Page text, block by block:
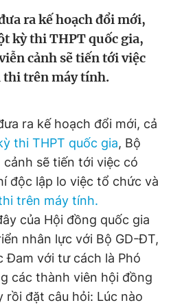
Magazine
Liên hệ quảng cáo
thoại
ra kế hoạch đổi mới,
kỳ thi THPT quốc gia,
cảnh sẽ tiến tới việc
thi trên máy tính.
ra kế hoạch đổi mới, cả
thi THPT quốc gia, Bộ
sẽ tiến tới việc có
độc lập lo việc tổ chức và
trên máy tính.
của Hội đồng quốc gia
nhân lực với Bộ GD-ĐT,
Đam với tư cách là Phó
các thành viên hội đồng
rồi đặt câu hỏi: Lúc nào